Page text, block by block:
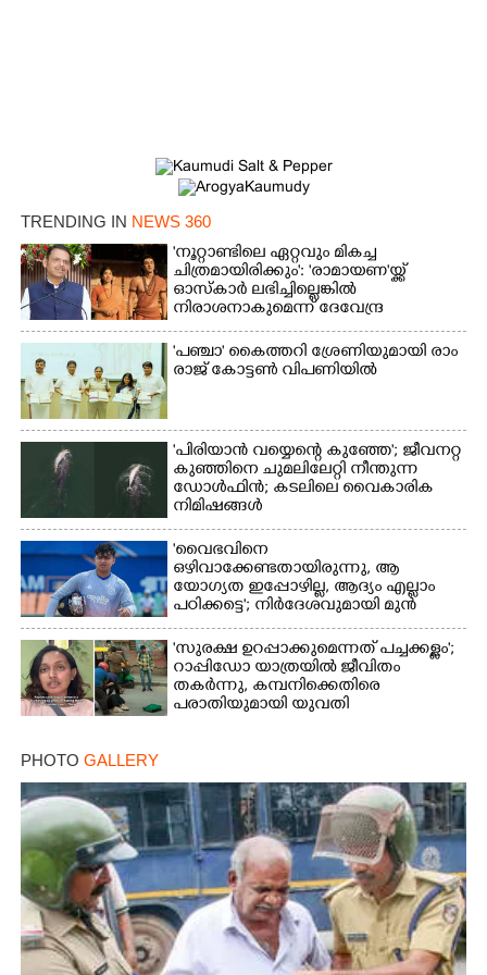
TRENDING IN NEWS 360
'നൂറ്റാണ്ടിലെ ഏറ്റവും മികച്ച
ചിത്രമായിരിക്കും': 'രാമായണ'യ്ക്ക്
ഓസ്കാ‌ർ ലഭിച്ചില്ലെങ്കിൽ
നിരാശനാകുമെന്ന് ദേവേന്ദ്ര
ഫഡ്നാവിസ്
'​പ​ഞ്ചാ​'​ ​കൈ​ത്ത​റി​ ​ശ്രേ​ണി​യു​മാ​യി​ ​രാം​
രാ​ജ് ​കോ​ട്ടൺ വിപണിയിൽ
'പിരിയാൻ വയ്യെന്റെ കുഞ്ഞേ'; ജീവനറ്റ
കുഞ്ഞിനെ ചുമലിലേറ്റി നീന്തുന്ന
ഡോൾഫിൻ; കടലിലെ വൈകാരിക
നിമിഷങ്ങൾ
'വൈഭവിനെ
ഒഴിവാക്കേണ്ടതായിരുന്നു,​ ആ
യോഗ്യത ഇപ്പോഴില്ല, ആദ്യം എല്ലാം
പഠിക്കട്ടെ'; നിർദേശവുമായി മുൻ
ക്രിക്കറ്റ് താരം
'സുരക്ഷ ഉറപ്പാക്കുമെന്നത് പച്ചക്കള്ളം';
റാപ്പിഡോ യാത്രയിൽ ജീവിതം
തകർന്നു, കമ്പനിക്കെതിരെ
പരാതിയുമായി യുവതി
PHOTO GALLERY